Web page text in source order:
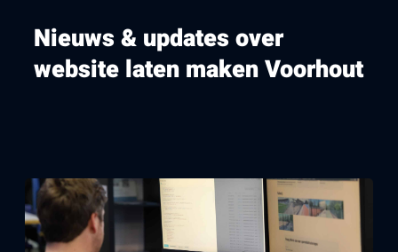
Nieuws & updates over
website laten maken Voorhout